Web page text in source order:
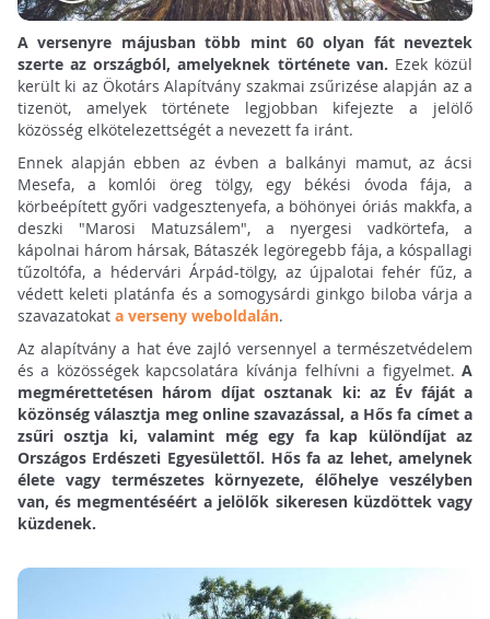
A versenyre májusban több mint 60 olyan fát neveztek
szerte az országból, amelyeknek története van. Ezek közül
került ki az Ökotárs Alapítvány szakmai zsűrizése alapján az a
tizenöt, amelyek története legjobban kifejezte a jelölő
közösség elkötelezettségét a nevezett fa iránt.
Ennek alapján ebben az évben a balkányi mamut, az ácsi
Mesefa, a komlói öreg tölgy, egy békési óvoda fája, a
körbeépített győri vadgesztenyefa, a böhönyei óriás makkfa, a
deszki "Marosi Matuzsálem", a nyergesi vadkörtefa, a
kápolnai három hársak, Bátaszék legöregebb fája, a kóspallagi
tűzoltófa, a hédervári Árpád-tölgy, az újpalotai fehér fűz, a
védett keleti platánfa és a somogysárdi ginkgo biloba várja a
szavazatokat a verseny weboldalán.
Az alapítvány a hat éve zajló versennyel a természetvédelem
és a közösségek kapcsolatára kívánja felhívni a figyelmet.A
megmérettetésen három díjat osztanak ki: az Év fáját a
közönség választja meg online szavazással, a Hős fa címet a
zsűri osztja ki, valamint még egy fa kap különdíjat az
Országos Erdészeti Egyesülettől. Hős fa az lehet, amelynek
élete vagy természetes környezete, élőhelye veszélyben
van, és megmentéséért a jelölők sikeresen küzdöttek vagy
küzdenek.